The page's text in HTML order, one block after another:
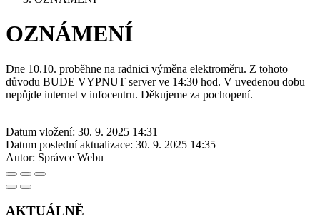
OZNÁMENÍ
Dne 10.10. proběhne na radnici výměna elektroměru. Z tohoto
důvodu BUDE VYPNUT server ve 14:30 hod. V uvedenou dobu
nepůjde internet v infocentru. Děkujeme za pochopení.
Datum vložení: 30. 9. 2025 14:31
Datum poslední aktualizace: 30. 9. 2025 14:35
Autor: Správce Webu
AKTUÁLNĚ